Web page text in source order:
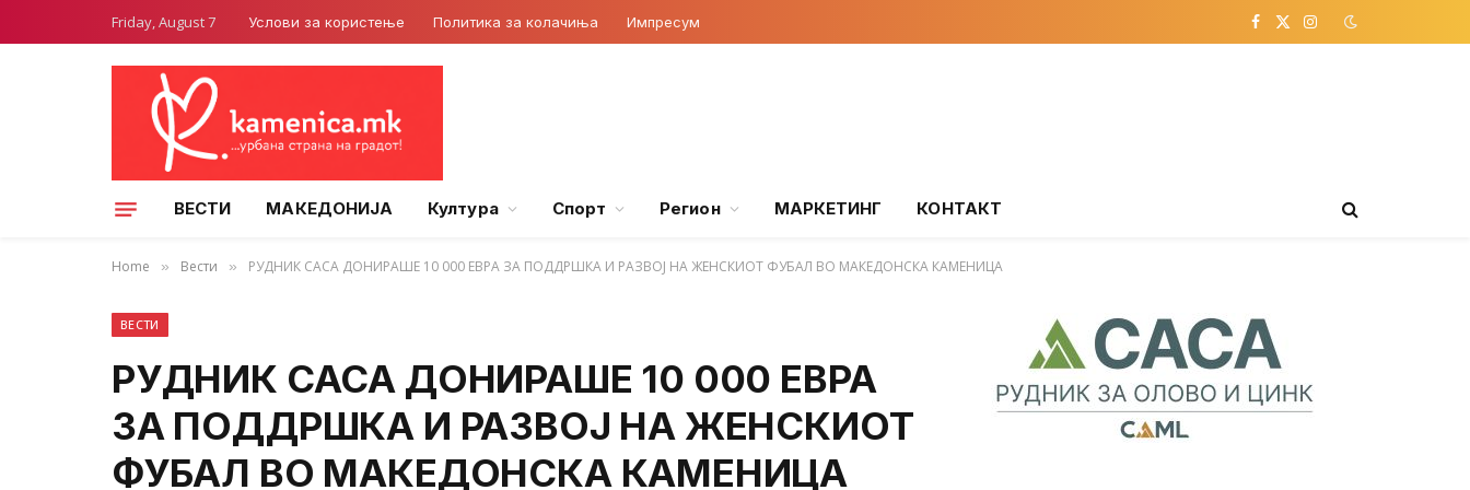
Friday, August 7 Услови за користење Политика за колачиња Импресум Facebook
X
Instagram
ВЕСТИ МАКЕДОНИЈА Култура Спорт Регион МАРКЕТИНГ КОНТАКТ
Home » Вести » РУДНИК САСА ДОНИРАШЕ 10 000 ЕВРА ЗА ПОДДРШКА И РАЗВОЈ НА ЖЕНСКИОТ ФУБАЛ ВО МАКЕДОНСКА КАМЕНИЦА
ВЕСТИ
РУДНИК САСА ДОНИРАШЕ 10 000 ЕВРА
ЗА ПОДДРШКА И РАЗВОЈ НА ЖЕНСКИОТ
ФУБАЛ ВО МАКЕДОНСКА КАМЕНИЦА